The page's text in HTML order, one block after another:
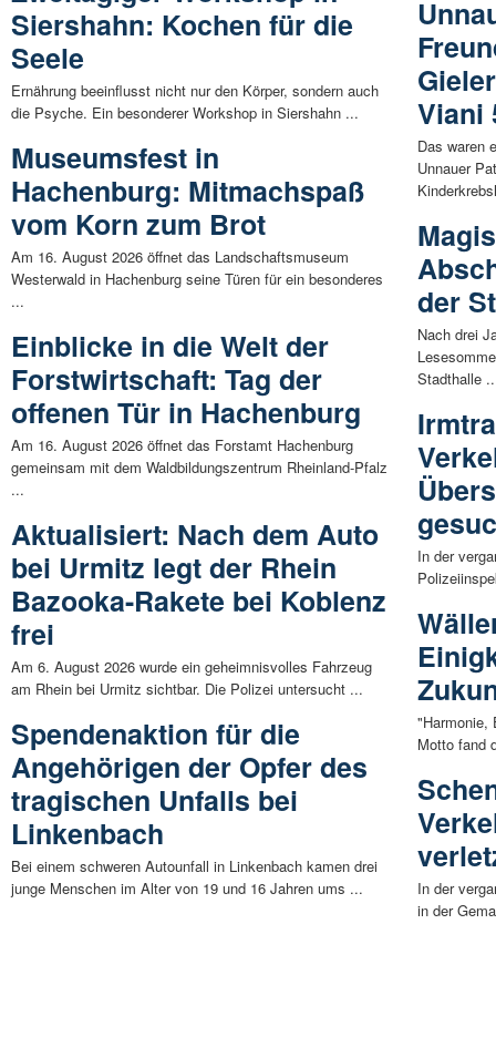
Siershahn: Kochen für die
Seele
Ernährung beeinflusst nicht nur den Körper, sondern auch
die Psyche. Ein besonderer Workshop in Siershahn ...
Museumsfest in
Hachenburg: Mitmachspaß
vom Korn zum Brot
Am 16. August 2026 öffnet das Landschaftsmuseum
Westerwald in Hachenburg seine Türen für ein besonderes
...
Einblicke in die Welt der
Forstwirtschaft: Tag der
offenen Tür in Hachenburg
Am 16. August 2026 öffnet das Forstamt Hachenburg
gemeinsam mit dem Waldbildungszentrum Rheinland-Pfalz
...
Aktualisiert: Nach dem Auto
bei Urmitz legt der Rhein
Bazooka-Rakete bei Koblenz
frei
Am 6. August 2026 wurde ein geheimnisvolles Fahrzeug
am Rhein bei Urmitz sichtbar. Die Polizei untersucht ...
Spendenaktion für die
Angehörigen der Opfer des
tragischen Unfalls bei
Linkenbach
Bei einem schweren Autounfall in Linkenbach kamen drei
junge Menschen im Alter von 19 und 16 Jahren ums ...
Viani
Das waren
Unnauer
der
Nach drei
Stadthalle
In der
"Harmonie,
Motto fand
In der
in der